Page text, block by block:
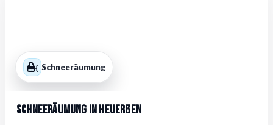
Schneeräumung
Schneeräumung in Heuerßen